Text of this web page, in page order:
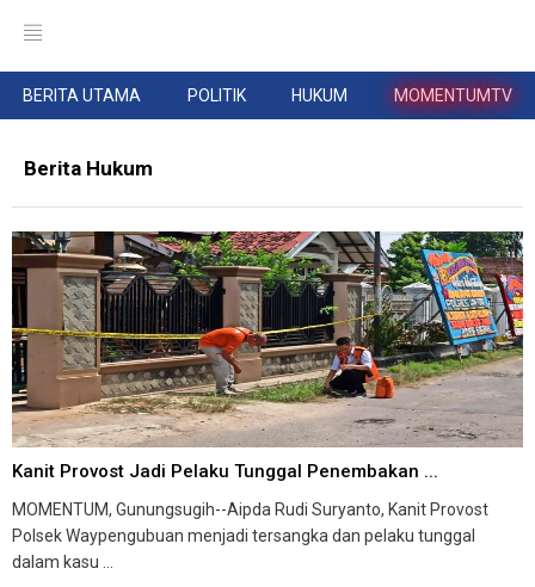
BERITA UTAMA POLITIK HUKUM MOMENTUMTV
Berita Hukum
Kanit Provost Jadi Pelaku Tunggal Penembakan ...
MOMENTUM, Gunungsugih--Aipda Rudi Suryanto, Kanit Provost
Polsek Waypengubuan menjadi tersangka dan pelaku tunggal
dalam kasu ...